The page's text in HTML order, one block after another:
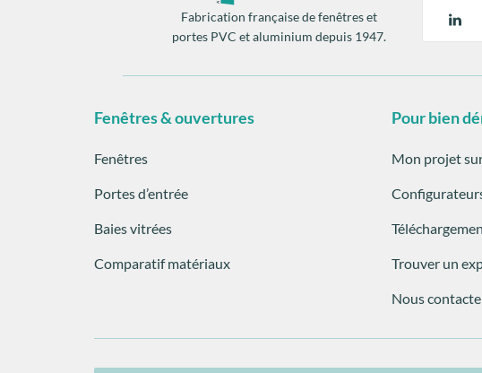
Fabrication française de fenêtres et
portes PVC et aluminium depuis 1947.
Fenêtres & ouvertures
Fenêtres
Portes d’entrée
Baies vitrées
Comparatif matériaux
Pour bien
Mon projet
Trouver un
Nous